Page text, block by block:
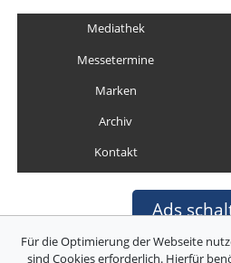
Mediathek
Messetermine
Marken
Archiv
Kontakt
Ads
Für die Optimierung der Webseite
sind Cookies erforderlich. Hierfür